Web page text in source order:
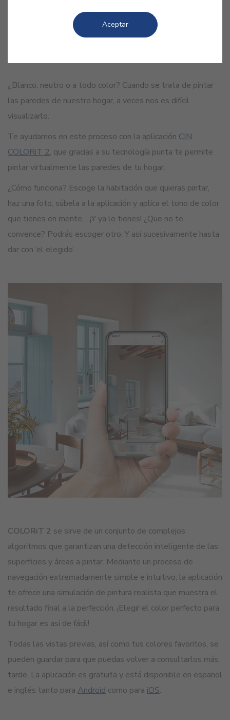
COMPARTIR
¿Blanco, neutro o a todo color? Cuando se trata de pintar
las paredes de nuestro hogar, a veces nos es difícil
visualizarlo.
Te ayudamos en este proceso con la aplicación CIN
COLORiT 2, que gracias a su tecnología punta te permite
pintar virtualmente las paredes de tu hogar.
¿Cómo funciona? Escoge la habitación que quieras pintar,
haz una foto, súbela a la aplicación y aplica el tono de color
que tienes en mente… ¡Y ya lo tienes! ¿Que no te
convence? Podrás escoger otro. Y así sucesivamente hasta
dar con ‘el elegido’.
COLORiT 2 se sirve de un conjunto de complejos
algoritmos que garantizan una detección inteligente de las
superficies y áreas a pintar. Mediante un proceso de
navegación extremadamente simple e intuitivo, la aplicación
te ofrece una simulación de pintura realista que muestra el
resultado final a la perfección. ¡Elegir el color perfecto para
tu hogar es así de fácil!
Todas las vistas previas, así como tus colores favoritos, se
pueden guardar para que puedas volver a consultarlos más
tarde. La aplicación es gratuita y está disponible en español
e inglés tanto para Android como para iOS.
Aceptar